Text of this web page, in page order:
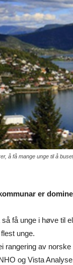
å få mange unge til å
er
få unge i høve til
unge.
rangering av
og Vista